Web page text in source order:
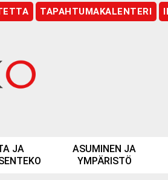
TAPAHTUMAKALENTERI
JA
ASUMINEN JA
YMPÄRISTÖ